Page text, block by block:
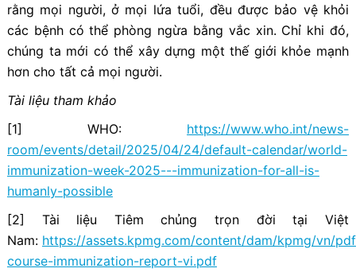
rằng mọi người, ở mọi lứa tuổi, đều được bảo vệ khỏi
các bệnh có thể phòng ngừa bằng vắc xin. Chỉ khi đó,
chúng ta mới có thể xây dựng một thế giới khỏe mạnh
hơn cho tất cả mọi người.
Tài liệu tham khảo
[1] WHO: https://www.who.int/news-
room/events/detail/2025/04/24/default-calendar/world-
immunization-week-2025---immunization-for-all-is-
humanly-possible
[2] Tài liệu Tiêm chủng trọn đời tại Việt
Nam: https://assets.kpmg.com/content/dam/kpmg/vn/
course-immunization-report-vi.pdf